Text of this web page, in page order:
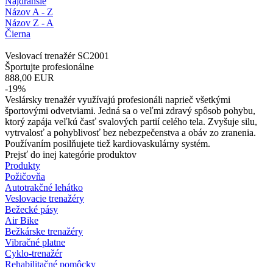
Názov A - Z
Názov Z - A
Čierna
Veslovací trenažér SC2001
Športujte profesionálne
888,00 EUR
-19%
Veslársky trenažér využívajú profesionáli naprieč všetkými
športovými odvetviami. Jedná sa o veľmi zdravý spôsob pohybu,
ktorý zapája veľkú časť svalových partií celého tela. Zvyšuje silu,
vytrvalosť a pohyblivosť bez nebezpečenstva a obáv zo zranenia.
Používaním posilňujete tiež kardiovaskulárny systém.
Prejsť do inej kategórie produktov
Produkty
Požičovňa
Autotrakčné lehátko
Veslovacie trenažéry
Bežecké pásy
Air Bike
Bežkárske trenažéry
Vibračné platne
Cyklo-trenažér
Rehabilitačné pomôcky